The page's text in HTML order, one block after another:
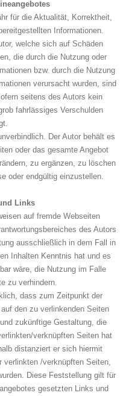
für die Aktualität, Korrektheit,
Informationen.
welche sich auf Schäden
die durch die Nutzung oder
bzw. durch die Nutzung
verursacht wurden, sind
seitens des Autors kein
fahrlässiges Verschulden
Der Autor behält es
oder das gesamte Angebot
zu ergänzen, zu löschen
oder endgültig einzustellen.
Links
auf fremde Webseiten
des Autors
ausschließlich in dem Fall in
Inhalten Kenntnis hat und es
wäre, die Nutzung im Falle
zu verhindern.
dass zum Zeitpunkt der
den zu verlinkenden Seiten
zukünftige Gestaltung, die
verknüpften Seiten hat
distanziert er sich hiermit
/verknüpften Seiten,
Diese Feststellung gilt für
gesetzten Links und